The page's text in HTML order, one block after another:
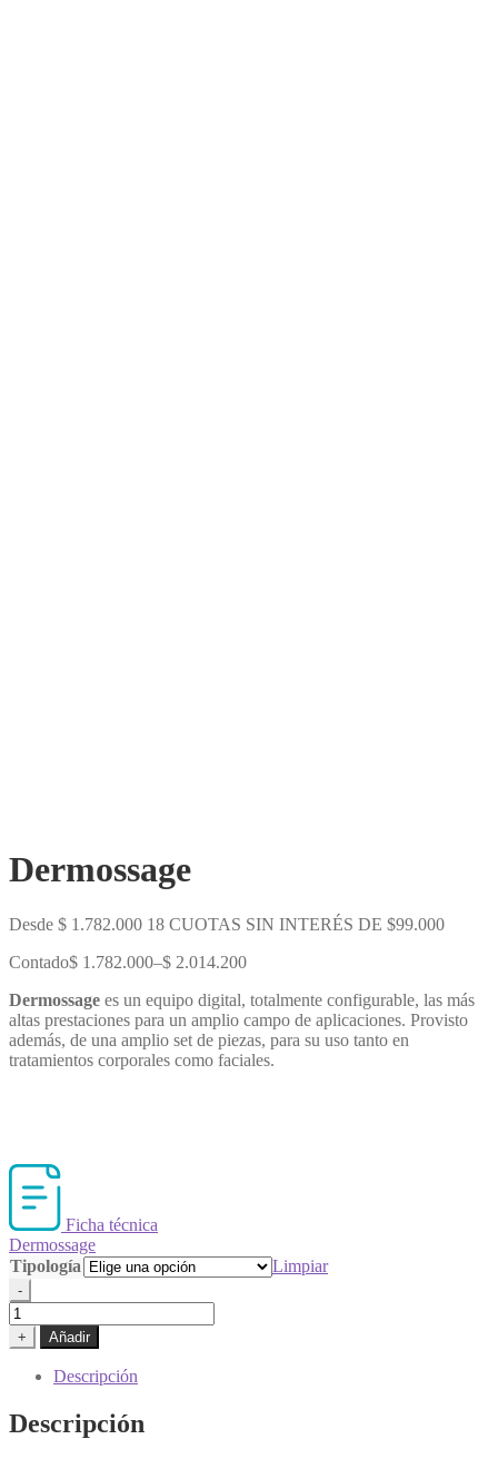
Dermossage
Desde $ 1.782.000 18 CUOTAS SIN INTERÉS DE $99.000
Contado$ 1.782.000–$ 2.014.200
Dermossage es un equipo digital, totalmente configurable, las más
altas prestaciones para un amplio campo de aplicaciones. Provisto
además, de una amplio set de piezas, para su uso tanto en
tratamientos corporales como faciales.
Ficha técnica
Dermossage
Tipología
Limpiar
-
Dermossage
cantidad
+ Añadir
Descripción
Descripción